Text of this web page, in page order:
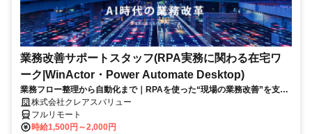
業務改善サポートスタッフ(RPA実務に関わる在宅ワ
ーク|WinActor・Power Automate Desktop)
業務フロー整理から自動化まで｜RPAを使った“現場の業務改善”を支え
る在宅ワーク｜週5日・1日6時間～
株式会社クレアスバリュー
フルリモート
時給1,500円～2,000円